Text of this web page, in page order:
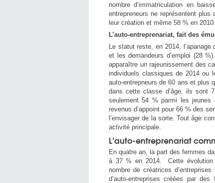
nombre d’immatriculation en
entrepreneurs ne représentent
leur création et même 58 % en 2010.
L’auto-entreprenariat, fait des
Le statut reste, en 2014,
et les demandeurs d’emploi (28
apparaître un rajeunissement des
individuels classiques de 2014 ou
auto-entrepneurs de 60 ans et plus
dans cette classe d’âge, ils sont
seulement 54 % parmi les
revenus d’appoint pour 66 % des
l’envisager de la sorte. Tout âge
activité principale.
L’auto-entreprenariat
En quatre an, la part des femmes
à 37 % en 2014. Cette évolution
nombre de créatrices
d’auto-entreprises créées par